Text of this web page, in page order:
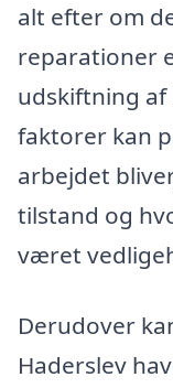
alt efter om
reparationer
udskiftning af
faktorer kan
arbejdet
tilstand og
været
Derudover
Haderslev